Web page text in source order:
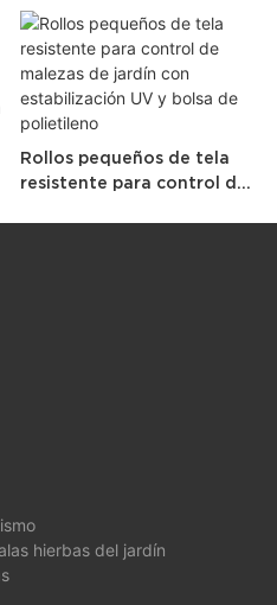
Rollos pequeños de tela
resistente para control de
hierbas del jardín